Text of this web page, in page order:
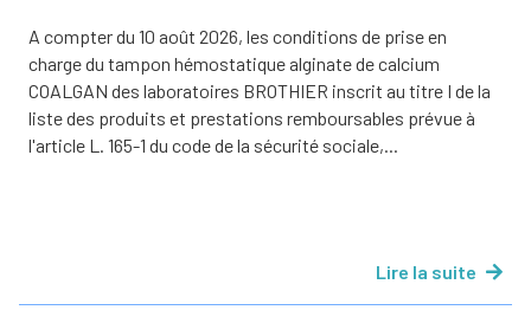
A compter du 10 août 2026, les conditions de prise en
charge du tampon hémostatique alginate de calcium
COALGAN des laboratoires BROTHIER inscrit au titre I de la
liste des produits et prestations remboursables prévue à
l'article L. 165-1 du code de la sécurité sociale,...
Lire la suite